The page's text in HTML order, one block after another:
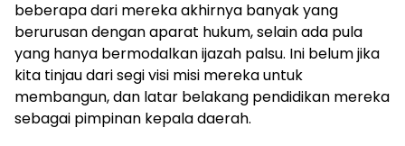
beberapa dari mereka akhirnya banyak yang
berurusan dengan aparat hukum, selain ada pula
yang hanya bermodalkan ijazah palsu. Ini belum jika
kita tinjau dari segi visi misi mereka untuk
membangun, dan latar belakang pendidikan mereka
sebagai pimpinan kepala daerah.